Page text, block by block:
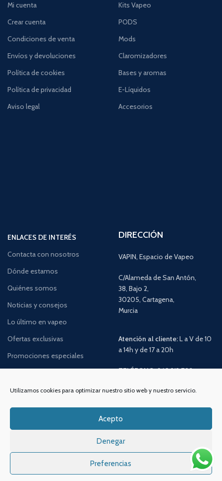
Utilizamos cookies para optimizar nuestro sitio web y nuestro servicio.
Acepto
Denegar
Preferencias
Mi cuenta
Crear cuenta
Condiciones de venta
Envíos y devoluciones
Política de cookies
Política de privacidad
Aviso legal
Kits Vapeo
PODS
Mods
Claromizadores
Bases y aromas
E-Líquidos
Accesorios
ENLACES DE INTERÉS
Contacta con nosotros
Dónde estamos
Quiénes somos
Noticias y consejos
Lo último en vapeo
Ofertas exclusivas
Promociones especiales
DIRECCIÓN
VAPIN, Espacio de Vapeo
C/Alameda de San Antón,
38, Bajo 2,
30205, Cartagena,
Murcia
Atención al cliente:L a V de 10
a 14h y de 17 a 20h
TELÉFONO:968 312 702
Email:info@vapeo.es